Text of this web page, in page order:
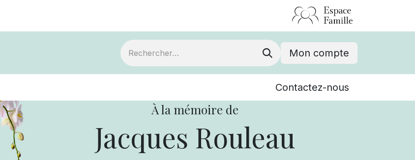
Mon compte
Événements
Contactez-nous
À la mémoire de
Jacques Rouleau